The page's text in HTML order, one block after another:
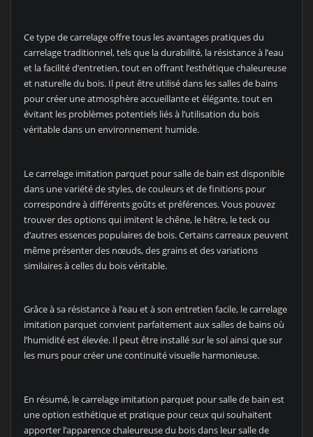
Ce type de carrelage offre tous les avantages pratiques du
carrelage traditionnel, tels que la durabilité, la résistance à l’eau
et la facilité d’entretien, tout en offrant l’esthétique chaleureuse
et naturelle du bois. Il peut être utilisé dans les salles de bains
pour créer une atmosphère accueillante et élégante, tout en
évitant les problèmes potentiels liés à l’utilisation du bois
véritable dans un environnement humide.
Le carrelage imitation parquet pour salle de bain est disponible
dans une variété de styles, de couleurs et de finitions pour
correspondre à différents goûts et préférences. Vous pouvez
trouver des options qui imitent le chêne, le hêtre, le teck ou
d’autres essences populaires de bois. Certains carreaux peuvent
même présenter des nœuds, des grains et des variations
similaires à celles du bois véritable.
Grâce à sa résistance à l’eau et à son entretien facile, le carrelage
imitation parquet convient parfaitement aux salles de bains où
l’humidité est élevée. Il peut être installé sur le sol ainsi que sur
les murs pour créer une continuité visuelle harmonieuse.
En résumé, le carrelage imitation parquet pour salle de bain est
une option esthétique et pratique pour ceux qui souhaitent
apporter l’apparence chaleureuse du bois dans leur salle de